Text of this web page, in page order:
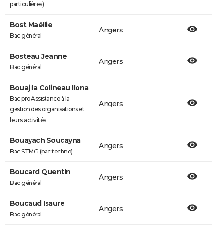
particulières)
Bost Maëllie
Bac général
Angers
Bosteau Jeanne
Bac général
Angers
Bouajila Colineau Ilona
Bac pro Assistance à la
gestion des organisations et
leurs activités
Angers
Bouayach Soucayna
Bac STMG (bac techno)
Angers
Boucard Quentin
Bac général
Angers
Boucaud Isaure
Bac général
Angers